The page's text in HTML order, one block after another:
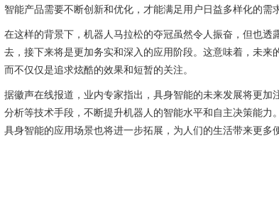
智能产品需要不断创新和优化，才能满足用户日益多样化的需求
在这样的背景下，机器人马拉松的夺冠虽然令人振奋，但也
去，接下来将是更加务实和深入的应用阶段。这意味着，未来
而不仅仅是追求炫酷的效果和短暂的关注。
据徽声在线报道，业内专家指出，具身智能的未来发展将更
分析等技术手段，不断提升机器人的智能水平和自主决策能力
具身智能的应用场景也将进一步拓展，为人们的生活带来更多